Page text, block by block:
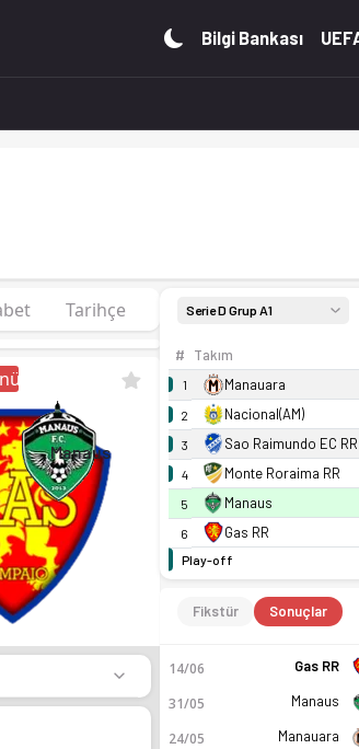
canlı skor Ofsayt'ta.
Bilgi Bankası
Tarihçe
Manaus
Serie D Grup A1
# Takım
1 Manauara
2 Nacional(AM)
3 Sao Raimundo EC RR
4 Monte Roraima RR
5 Manaus
6 Gas RR
Play-off
Fikstür Sonuçlar
14/06 Gas RR
31/05 Manaus
24/05 Manauara